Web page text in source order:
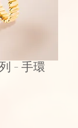
- 手環